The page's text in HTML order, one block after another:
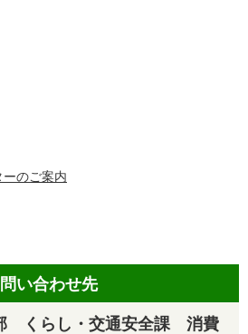
のご案内
い合わせ先
くらし・交通安全課 消費